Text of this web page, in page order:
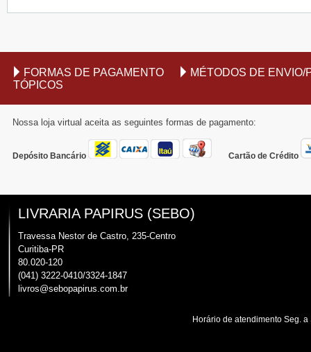
FORMAS DE PAGAMENTO
MÉTODOS DE
TÓPICOS
Nossa loja virtual aceita as seguintes formas de pagamento:
Depósito Bancário Cartão de Crédito
LIVRARIA PAPIRUS (SEBO)
Travessa Nestor de Castro, 235-Centro
Curitiba-PR
80.020-120
(041) 3222-0410/3324-1847
livros@sebopapirus.com.br
Horário de atendimento Seg.